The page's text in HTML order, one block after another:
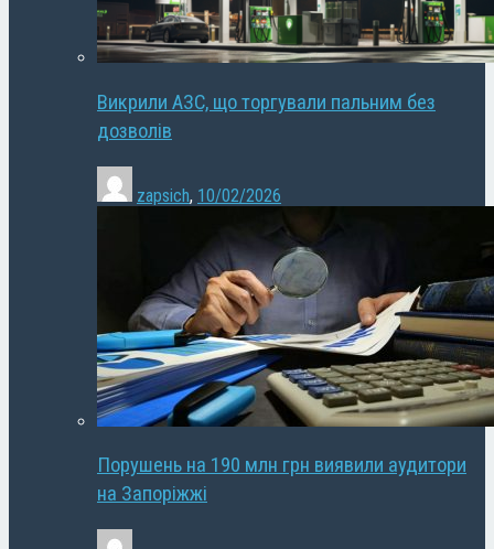
Викрили АЗС, що торгували пальним без
дозволів
zapsich, 10/02/2026
Порушень на 190 млн грн виявили аудитори
на Запоріжжі